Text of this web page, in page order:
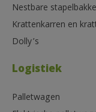
Nestbare
Krattenkarren en
Dolly’s
Logistiek
Palletwagen